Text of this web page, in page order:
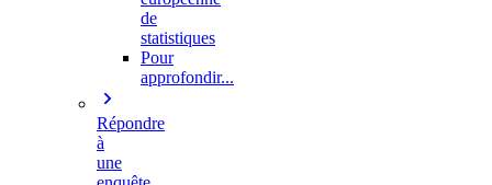
de
statistiques
Pour
approfondir...
Répondre
à
une